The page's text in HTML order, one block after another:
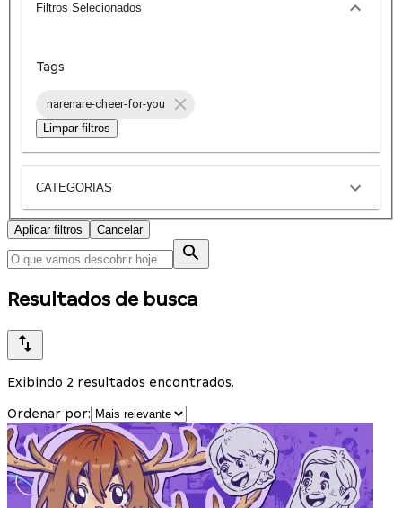
Filtros Selecionados
Tags
narenare-cheer-for-you
Limpar filtros
CATEGORIAS
Aplicar filtros Cancelar
Resultados de busca
Exibindo 2 resultados encontrados.
Ordenar por: